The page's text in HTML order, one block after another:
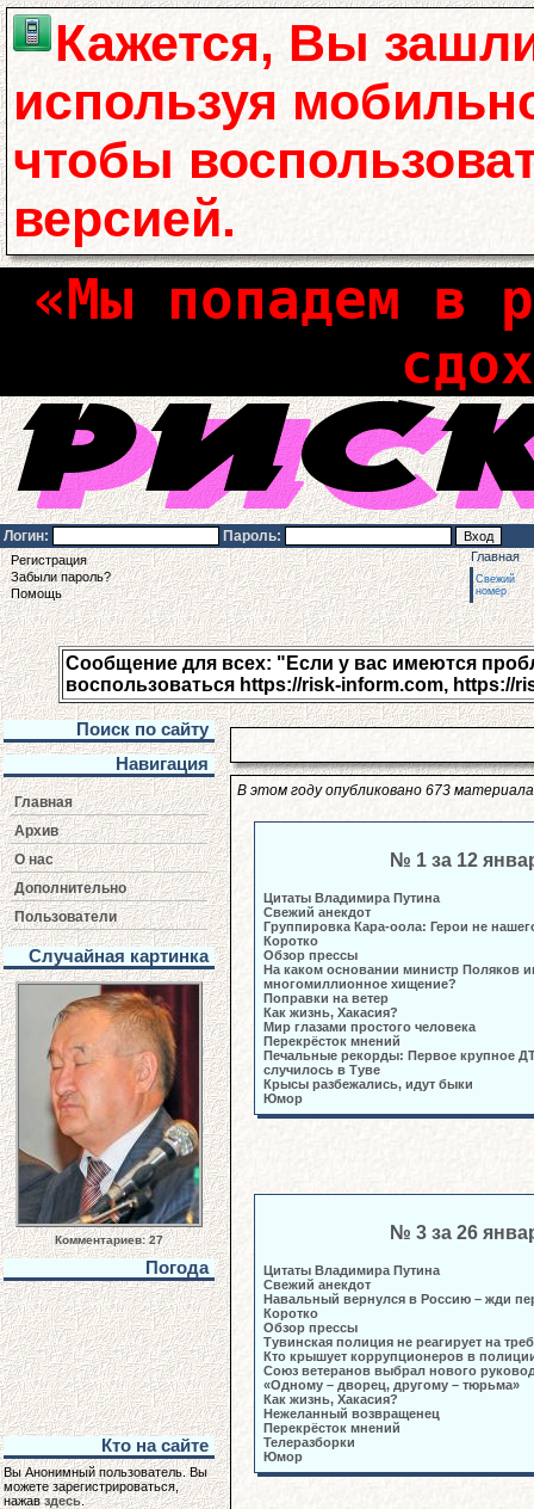
Кажется, Вы
используя
чтобы
версией.
«Мы попадем в
Логин: Пароль:
Регистрация
Забыли пароль?
Помощь
Главная
Свежий
номер
Сообщение для всех: "Если у вас имеются
воспользоваться https://risk-inform.com,
Поиск по сайту
Навигация
Главная
Архив
О нас
Дополнительно
Пользователи
Случайная картинка
Комментариев: 27
Погода
Кто на сайте
Вы Анонимный пользователь. Вы
можете зарегистрироваться,
нажавздесь.
В этом году опубликовано 673
№ 1 за 12
Цитаты Владимира Путина
Свежий анекдот
Группировка Кара-оола: Герои не
Коротко
Обзор прессы
На каком основании министр Поляков
многомиллионное хищение?
Поправки на ветер
Как жизнь, Хакасия?
Мир глазами простого человека
Перекрёсток мнений
Печальные рекорды: Первое крупное
случилось в Туве
Крысы разбежались, идут быки
Юмор
№ 3 за 26
Цитаты Владимира Путина
Свежий анекдот
Навальный вернулся в Россию – жди
Коротко
Обзор прессы
Тувинская полиция не реагирует на
Кто крышует коррупционеров в
Союз ветеранов выбрал нового
«Одному – дворец, другому – тюрьма»
Как жизнь, Хакасия?
Нежеланный возвращенец
Перекрёсток мнений
Телеразборки
Юмор